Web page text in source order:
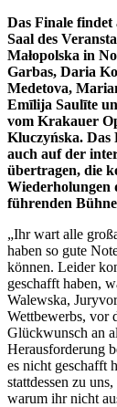
Das Finale
Saal des
Małopolska in
Garbas, Daria
Medetova,
Emīlija Saulīte
vom Krakauer
Kluczyńska. Das
auch auf der
übertragen, die
Wiederholungen
führenden
„Ihr wart alle
haben so gute
können. Leider
geschafft haben,
Walewska,
Wettbewerbs, vor
Glückwunsch an
Herausforderung
es nicht geschafft
stattdessen zu
warum ihr nicht